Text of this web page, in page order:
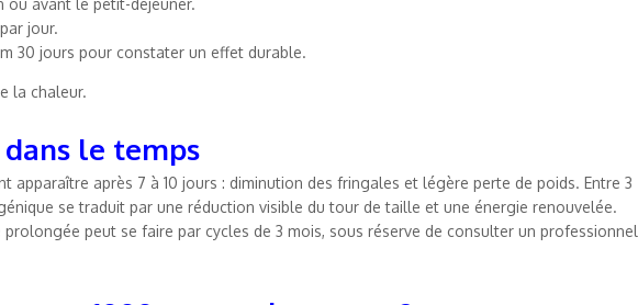
jour.
30 jours pour constater un effet durable.
la chaleur.
le temps
apparaître après 7 à 10 jours : diminution des fringales et légère perte de poids. Entre 3
se traduit par une réduction visible du tour de taille et une énergie renouvelée.
prolongée peut se faire par cycles de 3 mois, sous réserve de consulter un professionnel